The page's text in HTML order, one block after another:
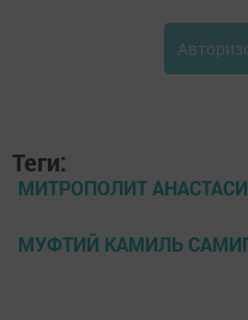
Теги:
МИТРОПОЛИТ
МУФТИЙ КАМИЛЬ